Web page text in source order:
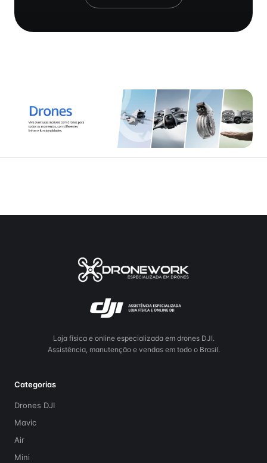
Loja física e online especializada em drones DJI.
Assistência, manutenção e vendas em todo o Brasil.
Categorias
Drones DJI
Mavic
Air
Mini